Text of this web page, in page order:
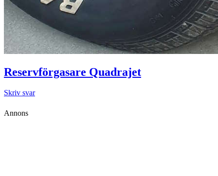
Reservförgasare Quadrajet
Skriv svar
Annons